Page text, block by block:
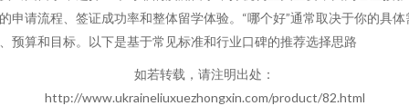
申请流程、签证成功率和整体留学体验。“哪个好”通常取决于你的具体
预算和目标。以下是基于常见标准和行业口碑的推荐选择思路
如若转载，请注明出处：
http://www.ukraineliuxuezhongxin.com/product/82.html